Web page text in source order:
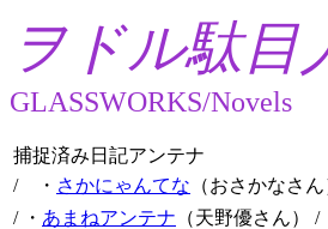
ヲドル駄目
GLASSWORKS/Novels
捕捉済み日記アンテナ
/ ・ さかにゃんてな （おさかなさん
/ ・ あまねアンテナ （天野優さん） /